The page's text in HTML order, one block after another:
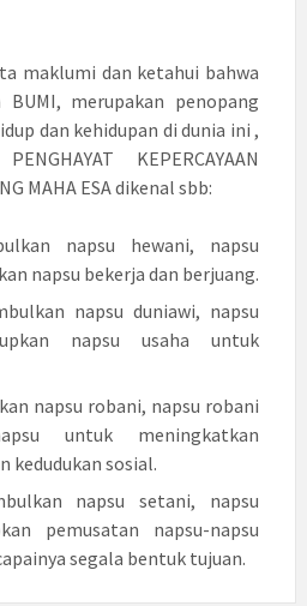
maklumi dan ketahui bahwa
BUMI, merupakan penopang
dan kehidupan di dunia ini ,
KEPERCAYAAN
MAHA ESA dikenal sbb:
napsu hewani, napsu
napsu bekerja dan berjuang.
napsu duniawi, napsu
napsu usaha untuk
napsu robani, napsu robani
untuk meningkatkan
kedudukan sosial.
napsu setani, napsu
pemusatan napsu-napsu
segala bentuk tujuan.